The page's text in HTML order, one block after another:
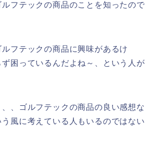
フテックの商品のことを知ったので
フテックの商品に興味があるけ
困っているんだよね～、という人が
、ゴルフテックの商品の良い感想な
風に考えている人もいるのではない